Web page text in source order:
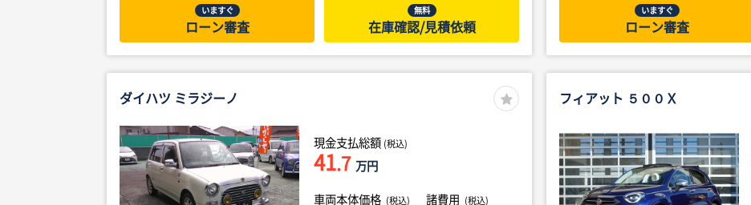
いますぐ
ローン審査
無料
在庫確認/見積依頼
いますぐ
ローン審査
ダイハツ ミラジーノ
現金支払総額 (税込)
41.7 万円
車両本体価格 (税込) 諸費用 (税込)
フィアット ５００Ｘ